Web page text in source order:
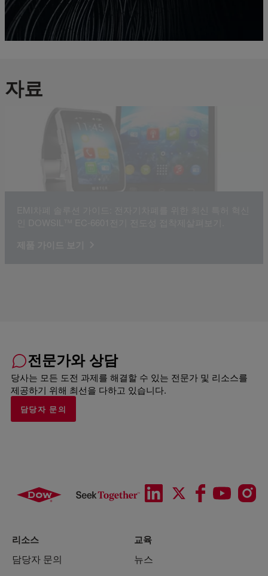
자료
전문가와 상담
당사는 모든 도전 과제를 해결할 수 있는 전문가 및 리소스를
제공하기 위해 최선을 다하고 있습니다.
담당자 문의
리소스
담당자 문의
교육
뉴스